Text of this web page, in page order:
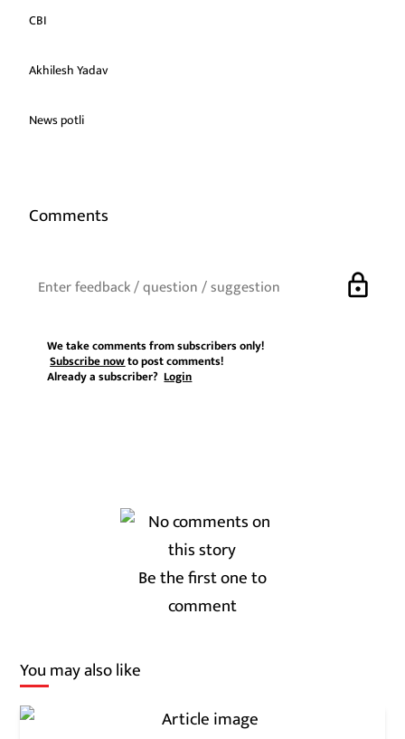
CBI
Akhilesh Yadav
News potli
Comments
lock
We take comments from subscribers only!
Subscribe nowto post comments!
Already a subscriber?Login
Be the first one to
comment
You may also like